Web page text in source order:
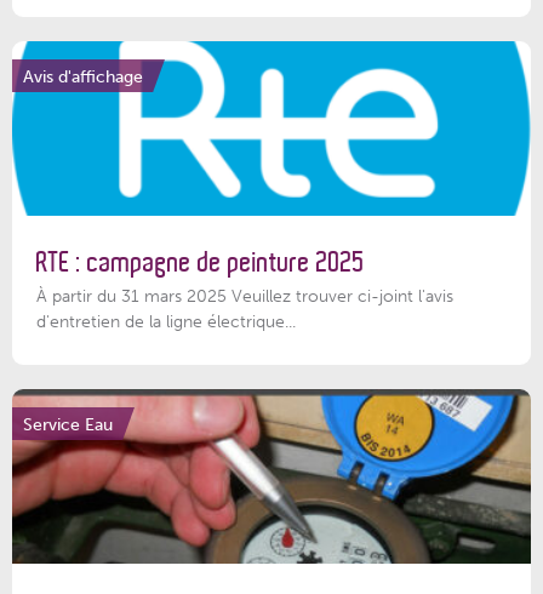
Avis d'affichage
RTE : campagne de peinture 2025
À partir du 31 mars 2025 Veuillez trouver ci-joint l'avis
d'entretien de la ligne électrique...
Service Eau